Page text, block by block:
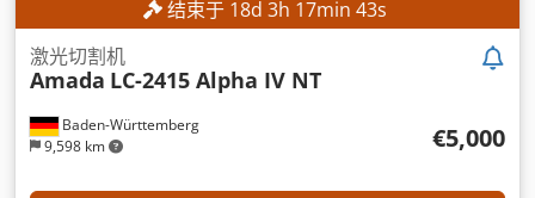
结束于 18d 3h 17min 41s
Baden-Württemberg
9,598 km
激光切割机
Amada LC-2415 Alpha IV NT
€5,000